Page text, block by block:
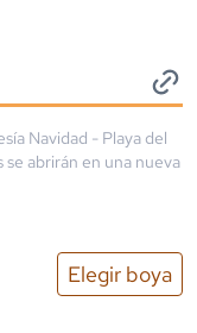
Navidad - Playa del
se abrirán en una nueva
Elegir boya